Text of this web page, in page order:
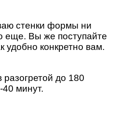
стенки формы ни
еще. Вы же поступайте
удобно конкретно вам.
разогретой до 180
40 минут.